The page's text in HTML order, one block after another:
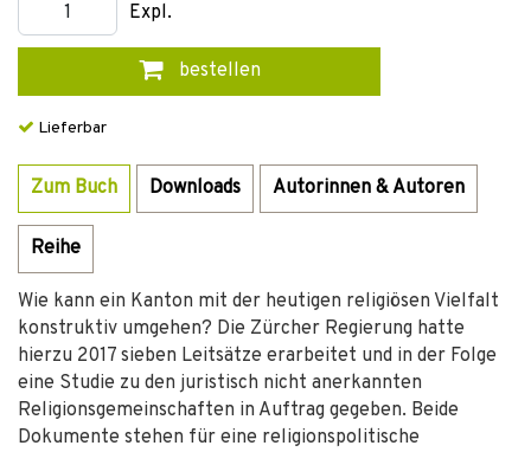
Expl.
bestellen
Lieferbar
Zum Buch Downloads Autorinnen & Autoren
Reihe
Wie kann ein Kanton mit der heutigen religiösen Vielfalt
konstruktiv umgehen? Die Zürcher Regierung hatte
hierzu 2017 sieben Leitsätze erarbeitet und in der Folge
eine Studie zu den juristisch nicht anerkannten
Religionsgemeinschaften in Auftrag gegeben. Beide
Dokumente stehen für eine religionspolitische